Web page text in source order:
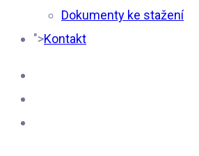
Dokumenty ke stažení
">Kontakt